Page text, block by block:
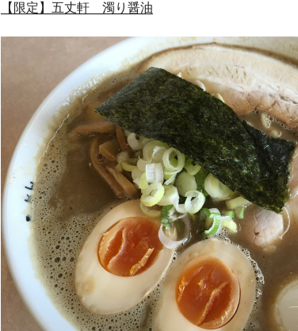
【限定】五丈軒 濁り醤油